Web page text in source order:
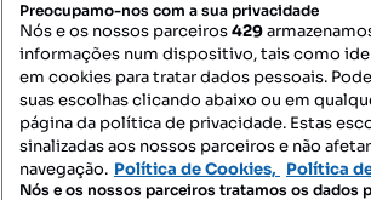
Mapa do Site
Contacte-nos
Preocupamo-nos com a sua privacidade
Nós e os nossos parceiros429
informações num dispositivo, tais como
em cookies para tratar dados pessoais.
suas escolhas clicando abaixo ou em
página da política de privacidade. Estas
sinalizadas aos nossos parceiros e não
navegação. Política de Cookies, Política
Nós e os nossos parceiros tratamos os dados